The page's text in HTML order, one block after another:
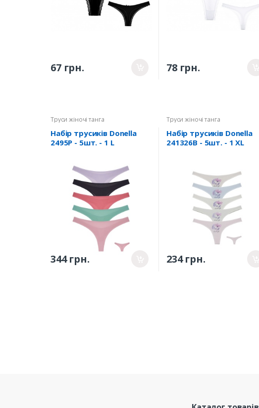
67 грн. 78 грн.
Труси жіночі танга
Набір трусиків Donella
2495P - 5шт. - 1 L
344 грн.
Труси жіночі танга
Набір трусиків Donella
241326B - 5шт. - 1 XL
234 грн.